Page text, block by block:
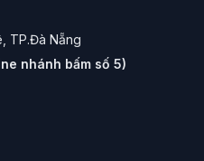
TP.Đà Nẵng
nhánh bấm số 5)